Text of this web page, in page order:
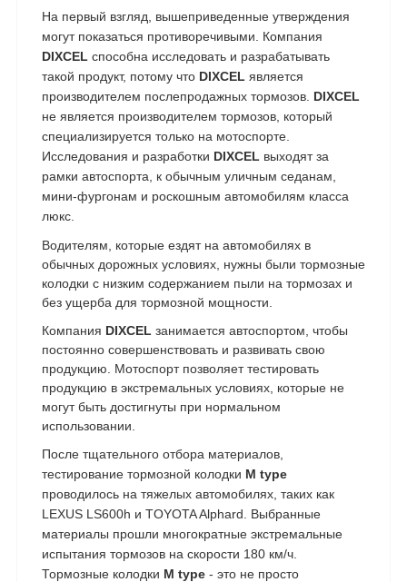
На первый взгляд, вышеприведенные утверждения
могут показаться противоречивыми. Компания
DIXCEL способна исследовать и разрабатывать
такой продукт, потому что DIXCEL является
производителем послепродажных тормозов. DIXCEL
не является производителем тормозов, который
специализируется только на мотоспорте.
Исследования и разработки DIXCEL выходят за
рамки автоспорта, к обычным уличным седанам,
мини-фургонам и роскошным автомобилям класса
люкс.
Водителям, которые ездят на автомобилях в
обычных дорожных условиях, нужны были тормозные
колодки с низким содержанием пыли на тормозах и
без ущерба для тормозной мощности.
Компания DIXCEL занимается автоспортом, чтобы
постоянно совершенствовать и развивать свою
продукцию. Мотоспорт позволяет тестировать
продукцию в экстремальных условиях, которые не
могут быть достигнуты при нормальном
использовании.
После тщательного отбора материалов,
тестирование тормозной колодки M type
проводилось на тяжелых автомобилях, таких как
LEXUS LS600h и TOYOTA Alphard. Выбранные
материалы прошли многократные экстремальные
испытания тормозов на скорости 180 км/ч.
Тормозные колодки M type - это не просто